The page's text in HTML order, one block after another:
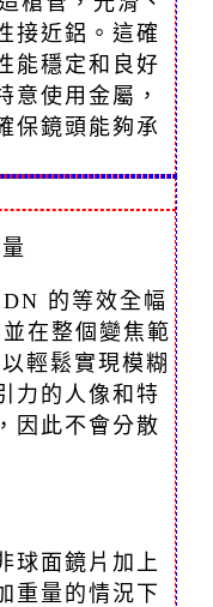
接近鋁。這確
能穩定和良好
意使用金屬，
保鏡頭能夠承
的等效全幅
在整個變焦範
輕鬆實現模糊
力的人像和特
因此不會分散
球面鏡片加上
重量的情況下